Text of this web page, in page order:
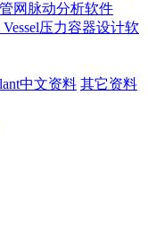
网脉动分析软件
Vessel压力容器设计软
中文资料 其它资料